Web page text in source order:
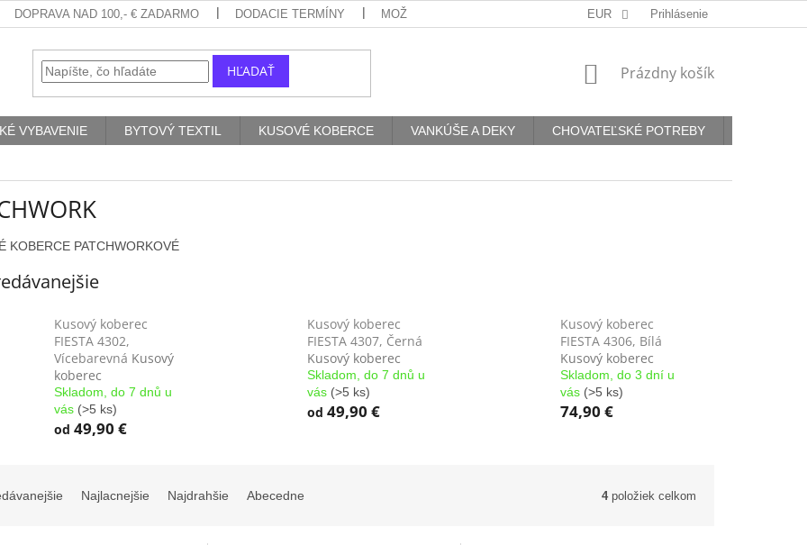
DOPRAVA NAD 100,- € ZADARMO DODACIE TERMÍNY MOŽNOSTI PLATBY AKO VYBRAŤ KOBEREC DO KAŽDEJ
EUR Prihlásenie
HĽADAŤ
NÁKUPNÝ
Prázdny košík
VYBAVENIE BYTOVÝ TEXTIL KUSOVÉ KOBERCE VANKÚŠE A DEKY CHOVATEĽSKÉ POTREBY
KOBERCE PATCHWORKOVÉ
Kusový koberec
FIESTA 4302,
Vícebarevná Kusový
koberec
Skladom, do 7 dnů u
vás (>5 ks)
od 49,90 €
Kusový koberec
FIESTA 4307, Černá
Kusový koberec
Skladom, do 7 dnů u
vás (>5 ks)
od 49,90 €
Kusový koberec
FIESTA 4306, Bílá
Kusový koberec
Skladom, do 3 dní u
vás (>5 ks)
74,90 €
Najlacnejšie Najdrahšie Abecedne 4položiek celkom